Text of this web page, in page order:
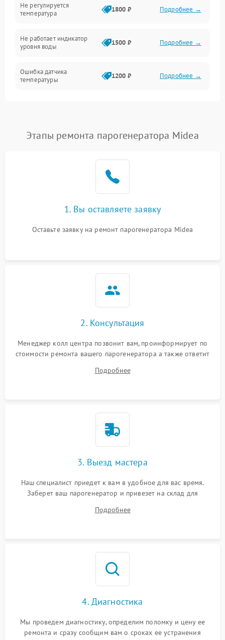
Не регулируется
температура
1800 ₽ Подробнее →
Не работает индикатор
уровня воды
1500 ₽ Подробнее →
Ошибка датчика
температуры
1200 ₽ Подробнее →
Ошибка платы управления Подробнее →
1200 ₽
Не подает пар 1800 ₽ Подробнее →
Этапы ремонта парогенератора Midea
1. Вы оставляете заявку
Оставьте заявку на ремонт парогенератора Midea
2. Консультация
Менеджер колл центра позвонит вам, проинформирует по
стоимости ремонта вашего парогенератора а также ответит
Подробнее
3. Выезд мастера
Наш специалист приедет к вам в удобное для вас время.
Заберет ваш парогенератор и привезет на склад для
Подробнее
4. Диагностика
Мы проведем диагностику, определим поломку и цену ее
ремонта и сразу сообщим вам о сроках ее устранения